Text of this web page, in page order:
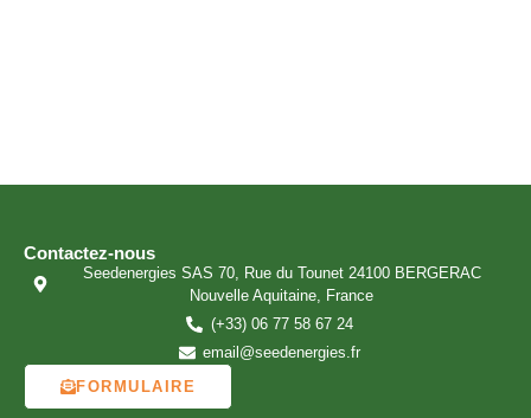
Contactez-nous
Seedenergies SAS 70, Rue du Tounet 24100 BERGERAC
Nouvelle Aquitaine, France
(+33) 06 77 58 67 24
email@seedenergies.fr
FORMULAIRE